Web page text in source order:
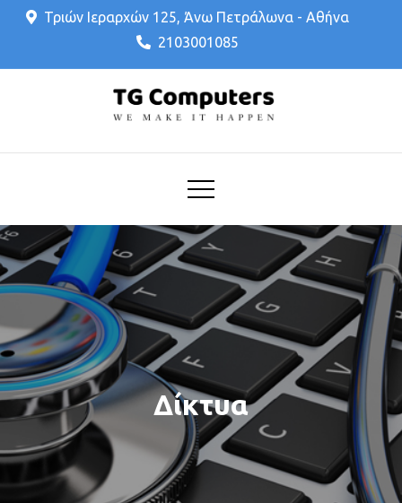
Skip
Τριών Ιεραρχών 125, Άνω Πετράλωνα - Αθήνα
2103001085
TG Computers
Δίκτυα